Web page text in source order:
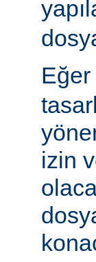
Eğer
izin